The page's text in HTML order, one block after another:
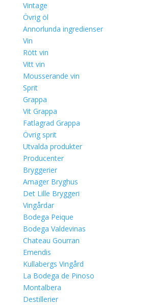
Vintage
Övrig öl
Annorlunda ingredienser
Vin
Rött vin
Vitt vin
Mousserande vin
Sprit
Grappa
Vit Grappa
Fatlagrad Grappa
Övrig sprit
Utvalda produkter
Producenter
Bryggerier
Amager Bryghus
Det Lille Bryggeri
Vingårdar
Bodega Peique
Bodega Valdevinas
Chateau Gourran
Emendis
Kullabergs Vingård
La Bodega de Pinoso
Montalbera
Destillerier